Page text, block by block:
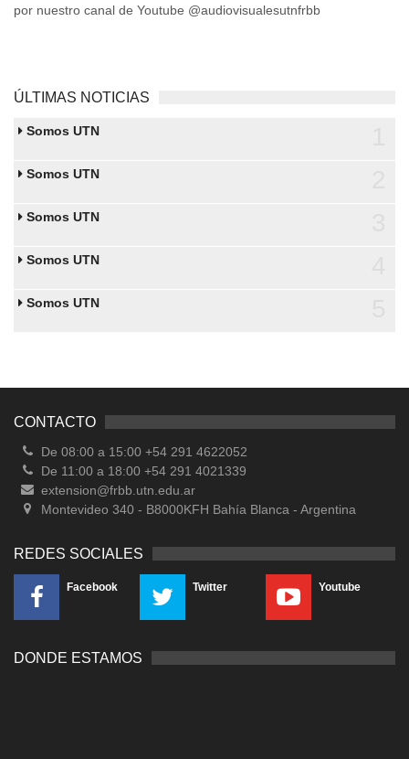
por nuestro canal de Youtube @audiovisualesutnfrbb
ÚLTIMAS NOTICIAS
Somos UTN
Somos UTN
Somos UTN
Somos UTN
Somos UTN
CONTACTO
De 08:00 a 15:00 +54 291 4622052
De 11:00 a 18:00 +54 291 4021339
extension@frbb.utn.edu.ar
Montevideo 340 - B8000KFH Bahía Blanca - Argentina
REDES SOCIALES
Facebook Twitter Youtube
DONDE ESTAMOS